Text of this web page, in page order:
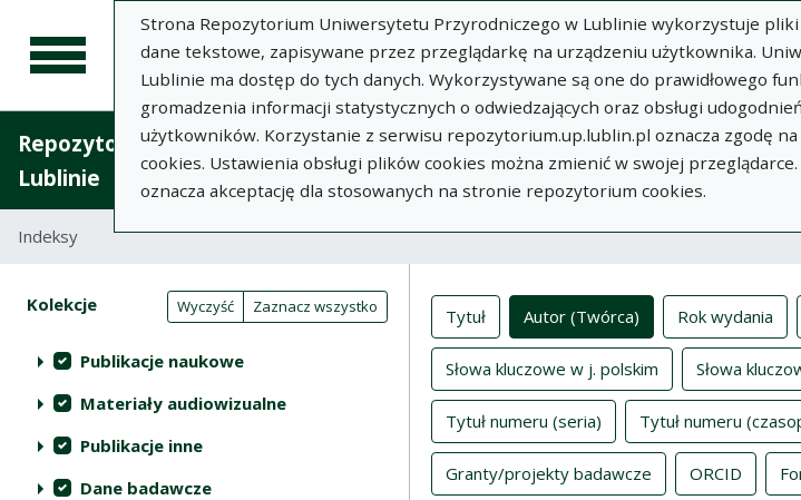
Strona Repozytorium Uniwersytetu Przyrodniczego w Lublinie wykorzystuje pliki
dane tekstowe, zapisywane przez przeglądarkę na urządzeniu użytkownika.
Lublinie ma dostęp do tych danych. Wykorzystywane są one do prawidłowego
gromadzenia informacji statystycznych o odwiedzających oraz obsługi
użytkowników. Korzystanie z serwisu repozytorium.up.lublin.pl oznacza zgodę
cookies. Ustawienia obsługi plików cookies można zmienić w swojej
oznacza akceptację dla stosowanych na stronie repozytorium cookies.
Repozytorium Uniwersytetu Przyrodniczego w
Lublinie
Dodaj
publikację
O
Indeksy
Akcje na kolekcjach Wyczyść Zaznacz wszystko
Kolekcje (automatyczne przeładowanie treści)
Publikacje naukowe
Materiały audiowizualne
Publikacje inne
Dane badawcze
Indeksy
Tytuł Autor (Twórca) Rok wydania
Słowa kluczowe w j. polskim Słowa
Tytuł numeru (seria) Tytuł numeru
Granty/projekty badawcze ORCID